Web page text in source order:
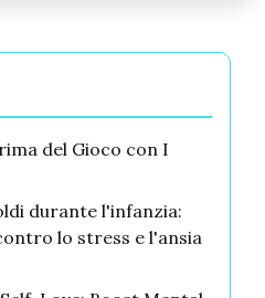
del Gioco con I
durante l'infanzia:
lo stress e l'ansia